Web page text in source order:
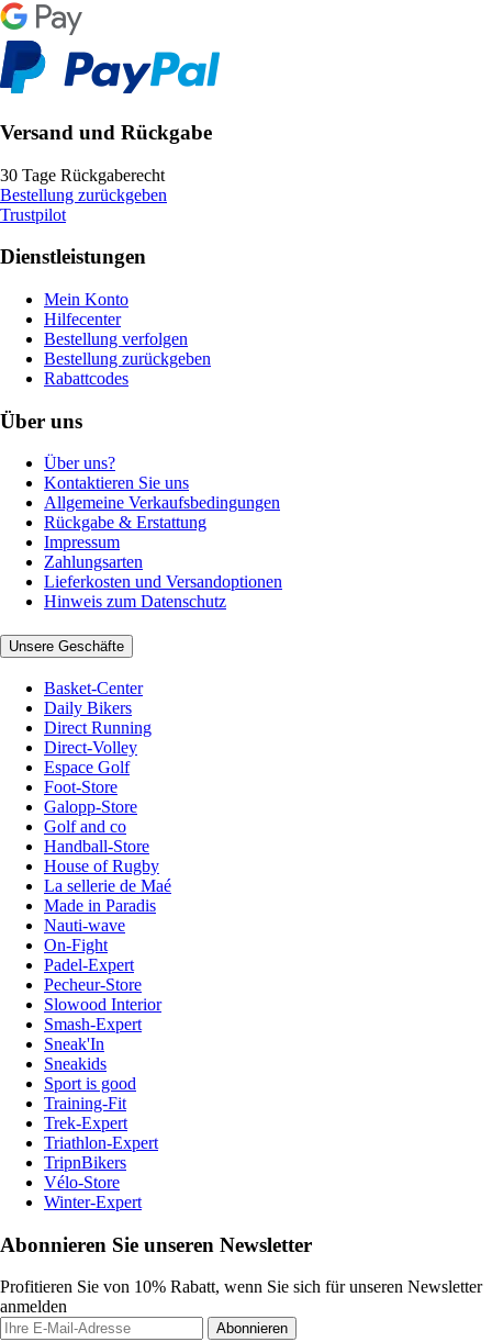
Versand und Rückgabe
30 Tage Rückgaberecht
Bestellung zurückgeben
Trustpilot
Dienstleistungen
Mein Konto
Hilfecenter
Bestellung verfolgen
Bestellung zurückgeben
Rabattcodes
Über uns
Über uns?
Kontaktieren Sie uns
Allgemeine Verkaufsbedingungen
Rückgabe & Erstattung
Impressum
Zahlungsarten
Lieferkosten und Versandoptionen
Hinweis zum Datenschutz
Unsere Geschäfte
Basket-Center
Daily Bikers
Direct Running
Direct-Volley
Espace Golf
Foot-Store
Galopp-Store
Golf and co
Handball-Store
House of Rugby
La sellerie de Maé
Made in Paradis
Nauti-wave
On-Fight
Padel-Expert
Pecheur-Store
Slowood Interior
Smash-Expert
Sneak'In
Sneakids
Sport is good
Training-Fit
Trek-Expert
Triathlon-Expert
TripnBikers
Vélo-Store
Winter-Expert
Abonnieren Sie unseren Newsletter
Profitieren Sie von 10% Rabatt, wenn Sie sich für unseren Newsletter
anmelden
Abonnieren